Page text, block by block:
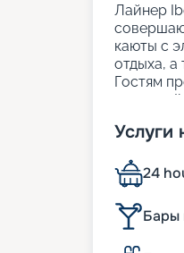
Лайнер
каюты с
отдыха, а
Гостям
отдых в
Услуги
24
Бары